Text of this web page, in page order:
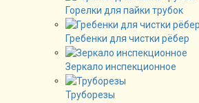
Горелки для пайки трубок
Гребенки для чистки рёбер
Зеркало инспекционное
Труборезы